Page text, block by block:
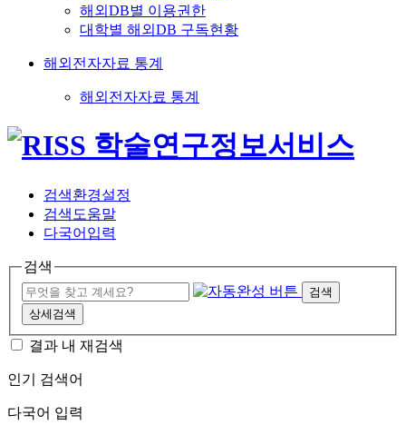
해외DB별 이용권한
대학별 해외DB 구독현황
해외전자자료 통계
해외전자자료 통계
검색환경설정
검색도움말
다국어입력
검색
검색
상세검색
결과 내 재검색
인기 검색어
다국어 입력